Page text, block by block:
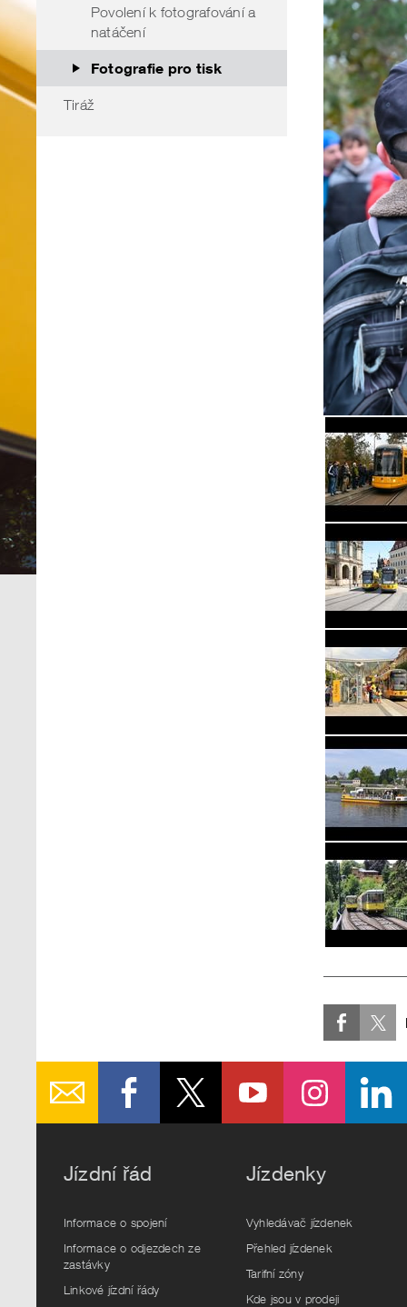
Povolení k fotografování a
natáčení
Fotografie pro tisk
Tiráž
Jízdní řád
Informace o spojení
Informace o odjezdech ze
zastávky
Linkové jízdní řády
Jízdenky
Vyhledávač jízdenek
Přehled jízdenek
Tarifní zóny
Kde jsou v prodeji